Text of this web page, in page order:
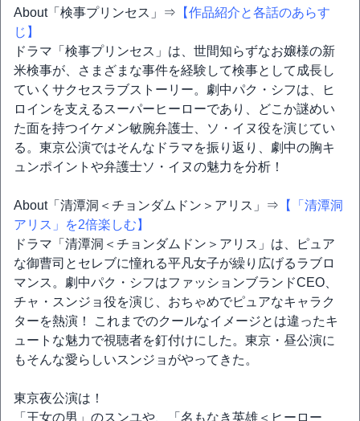
About「検事プリンセス」⇒ 【作品紹介と各話のあらす
じ】
ドラマ「検事プリンセス」は、世間知らずなお嬢様の新
米検事が、さまざまな事件を経験して検事として成長し
ていくサクセスラブストーリー。劇中パク・シフは、ヒ
ロインを支えるスーパーヒーローであり、どこか謎めい
た面を持つイケメン敏腕弁護士、ソ・イヌ役を演じてい
る。東京公演ではそんなドラマを振り返り、劇中の胸キ
ュンポイントや弁護士ソ・イヌの魅力を分析！
About「清潭洞＜チョンダムドン＞アリス」⇒ 【「清潭洞
アリス」を2倍楽しむ】
ドラマ「清潭洞＜チョンダムドン＞アリス」は、ピュア
な御曹司とセレブに憧れる平凡女子が繰り広げるラブロ
マンス。劇中パク・シフはファッションブランドCEO、
チャ・スンジョ役を演じ、おちゃめでピュアなキャラク
ターを熱演！ これまでのクールなイメージとは違ったキ
ュートな魅力で視聴者を釘付けにした。東京・昼公演に
もそんな愛らしいスンジョがやってきた。
東京夜公演は！
「王女の男」のスンユや、「名もなき英雄＜ヒーロー